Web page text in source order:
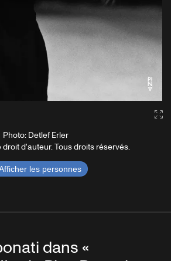
Photo: Detlef Erler
droit d'auteur. Tous droits réservés.
les personnes
dans «